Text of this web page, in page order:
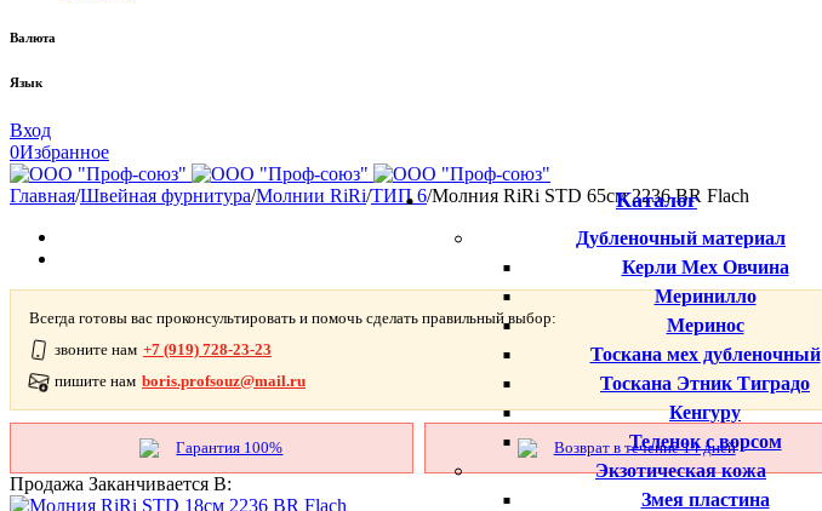
Валюта
Язык
Вход
0Избранное
Каталог
Дубленочный материал
Керли Мех Овчина
Меринилло
Меринос
Тоскана мех дубленочный
Тоскана Этник Тиградо
Кенгуру
Теленок с ворсом
Экзотическая кожа
Змея пластина
Главная/Швейная фурнитура/Молнии RiRi/ТИП 6/Молния RiRi STD 65см 2236 BR Flach
Всегда готовы вас проконсультировать и помочь сделать правильный выбор:
звоните нам +7 (919) 728-23-23
пишите нам boris.profsouz@mail.ru
Гарантия 100% Возврат в течение 14 дней
Продажа Заканчивается В: